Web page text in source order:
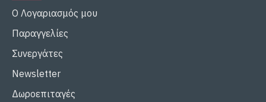
Ο Λογαριασμός μου
Παραγγελίες
Συνεργάτες
Newsletter
Δωροεπιταγές